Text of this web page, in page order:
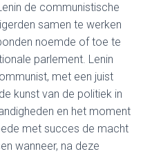
de communistische
samen te werken
noemde of toe te
parlement. Lenin
met een juist
kunst van de politiek in
en het moment
met succes de macht
wanneer, na deze